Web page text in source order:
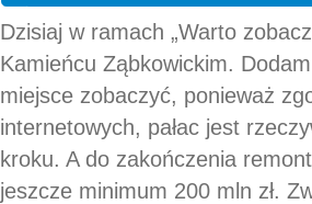
Dzisiaj w ramach „Warto
Kamieńcu Ząbkowickim.
miejsce zobaczyć, ponieważ
internetowych, pałac jest
kroku. A do zakończenia
jeszcze minimum 200 mln zł.